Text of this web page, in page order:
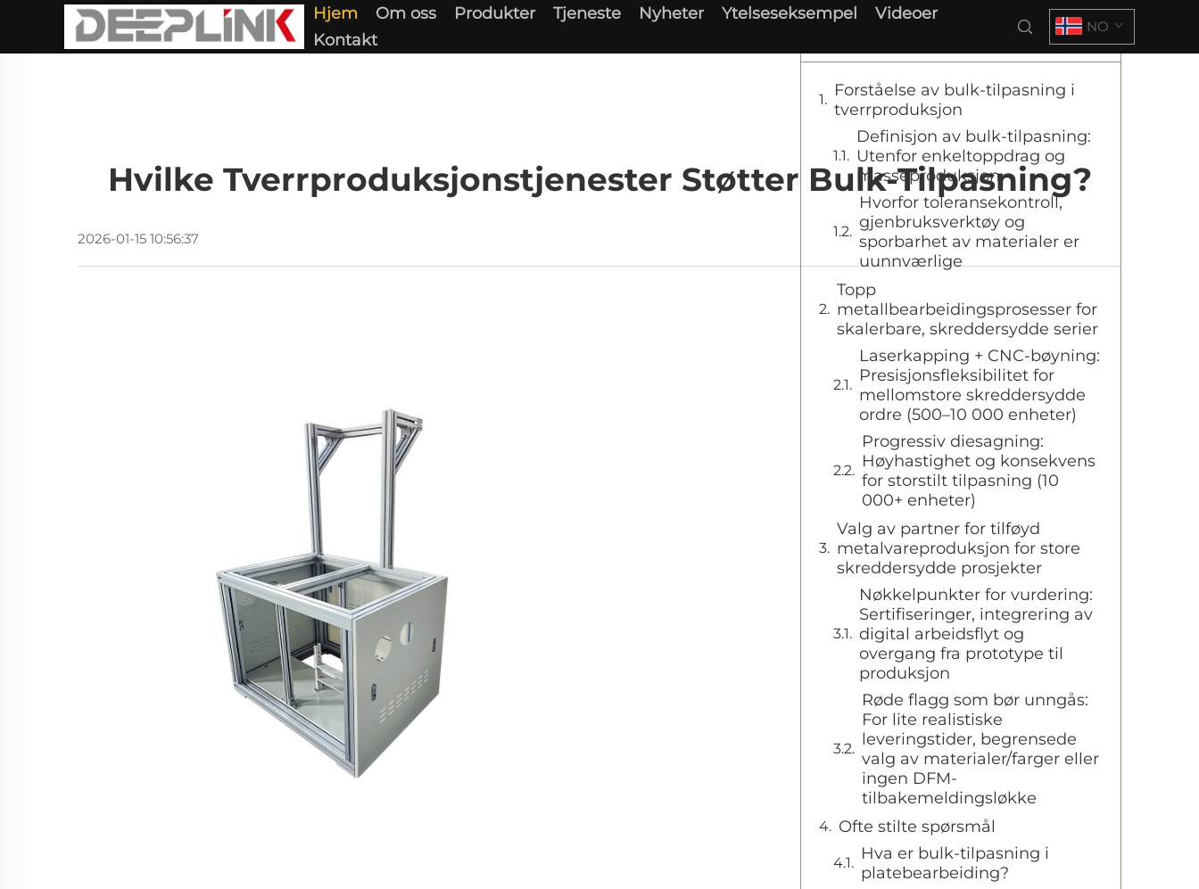
Hjem Om oss Produkter Tjeneste Nyheter Ytelseseksempel
Videoer
Kontakt
NO
Hvilke Tverrproduksjonstjenester Støtter Bulk-Tilpasning?
2026-01-15 10:56:37
Forståelse av bulk-tilpasning i
tverrproduksjon
Definisjon av bulk-tilpasning:
Utenfor enkeltoppdrag og
masseproduksjon
Hvorfor toleransekontroll,
gjenbruksverktøy og
sporbarhet av materialer er
uunnværlige
Topp
metallbearbeidingsprosesser for
skalerbare, skreddersydde serier
Laserkapping + CNC-bøyning:
Presisjonsfleksibilitet for
mellomstore skreddersydde
ordre (500–10 000 enheter)
Progressiv diesagning:
Høyhastighet og konsekvens
for storstilt tilpasning (10
000+ enheter)
Valg av partner for tilføyd
metalvareproduksjon for store
skreddersydde prosjekter
Nøkkelpunkter for vurdering:
Sertifiseringer, integrering av
digital arbeidsflyt og
overgang fra prototype til
produksjon
Røde flagg som bør unngås:
For lite realistiske
leveringstider, begrensede
valg av materialer/farger eller
ingen DFM-
tilbakemeldingsløkke
Ofte stilte spørsmål
Hva er bulk-tilpasning i
platebearbeiding?